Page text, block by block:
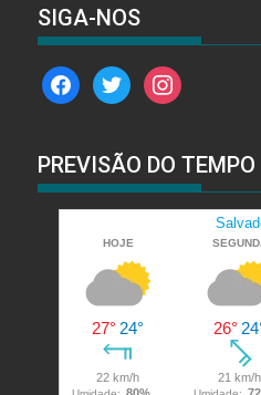
SIGA-NOS
facebooktwitterinstagram
PREVISÃO DO TEMPO